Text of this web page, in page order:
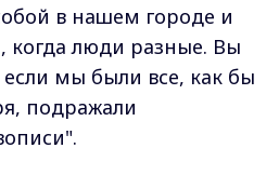
в нашем городе и
когда люди разные. Вы
мы были все, как бы
подражали